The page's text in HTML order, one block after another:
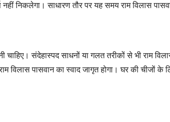
नहीं निकलेगा। साधारण तौर पर यह समय राम विलास
चाहिए। संदेहास्पद साधनों या गलत तरीकों से भी राम
पासवान का स्वाद जागृत होगा। घर की चीजों के